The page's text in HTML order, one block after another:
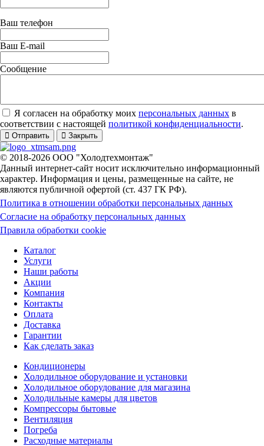
Ваш телефон
Ваш E-mail
Сообщение
Я согласен на обработку моих персональных данных в
соответствии с настоящей политикой конфиденциальности.
Отправить Закрыть
© 2018-2026 ООО "Холодтехмонтаж"
Данный интернет-сайт носит исключительно информационный
характер. Информация и цены, размещенные на сайте, не
являются публичной офертой (ст. 437 ГК РФ).
Политика в отношении обработки персональных данных
Согласие на обработку персональных данных
Правила обработки cookie
Каталог
Услуги
Наши работы
Акции
Компания
Контакты
Оплата
Доставка
Гарантии
Как сделать заказ
Кондиционеры
Холодильное оборудование и установки
Холодильное оборудование для магазина
Холодильные камеры для цветов
Компрессоры бытовые
Вентиляция
Погреба
Расходные материалы